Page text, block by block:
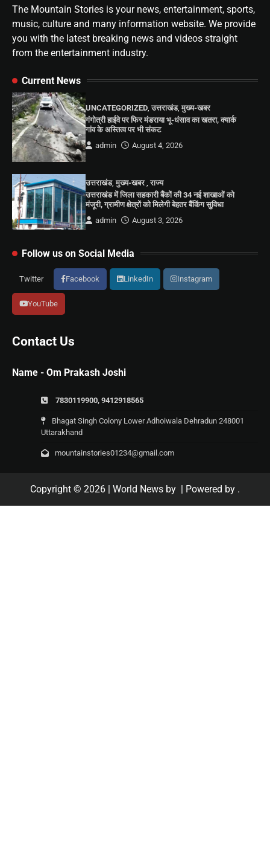
The Mountain Stories is your news, entertainment, sports,
music, culture and many information website. We provide
you with the latest breaking news and videos straight
from the entertainment industry.
Current News
UNCATEGORIZED,उत्तराखंड,मुख्य-खबर
गंगोत्री हाईवे पर फिर मंडराया भू-धंसाव का खतरा, क्यार्क
गांव के अस्तित्व पर भी संकट
admin
August 4, 2026
उत्तराखंड,मुख्य-खबर ,राज्य
उत्तराखंड में जिला सहकारी बैंकों की 34 नई शाखाओं को
मंजूरी, ग्रामीण क्षेत्रों को मिलेगी बेहतर बैंकिंग सुविधा
admin
August 3, 2026
Follow us on Social Media
Twitter Facebook LinkedIn Instagram
YouTube
Contact Us
Name - Om Prakash Joshi
7830119900, 9412918565
Bhagat Singh Colony Lower Adhoiwala Dehradun 248001
Uttarakhand
mountainstories01234@gmail.com
Copyright © 2026 | World News by | Powered by .